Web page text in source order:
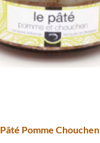
Pâté Pomme Chouchen